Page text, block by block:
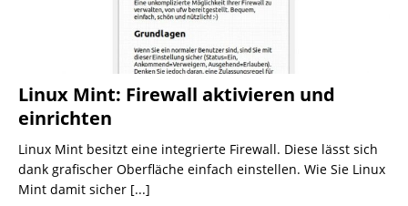
Linux Mint: Firewall aktivieren und
einrichten
Linux Mint besitzt eine integrierte Firewall. Diese lässt sich
dank grafischer Oberfläche einfach einstellen. Wie Sie Linux
Mint damit sicher [...]